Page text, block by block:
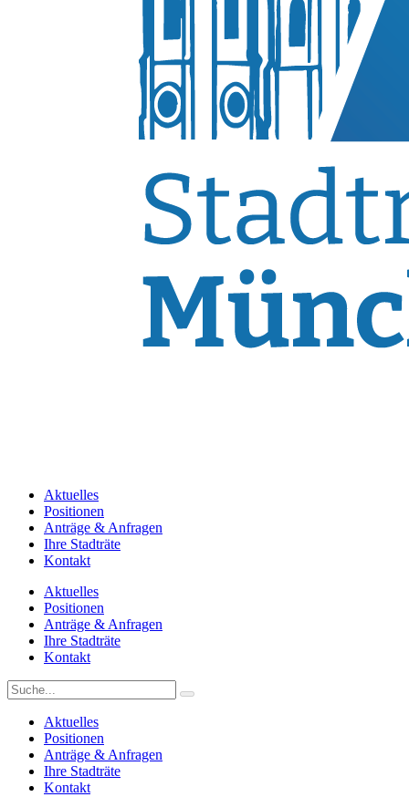
Aktuelles
Positionen
Anträge & Anfragen
Ihre Stadträte
Kontakt
Aktuelles
Positionen
Anträge & Anfragen
Ihre Stadträte
Kontakt
Aktuelles
Positionen
Anträge & Anfragen
Ihre Stadträte
Kontakt